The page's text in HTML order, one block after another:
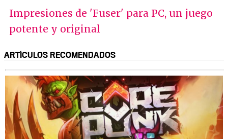
Impresiones de 'Fuser' para PC, un juego
potente y original
ARTÍCULOS RECOMENDADOS